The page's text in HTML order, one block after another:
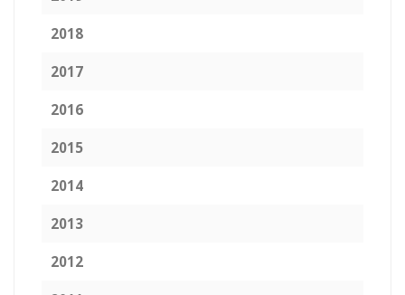
2018
2017
2016
2015
2014
2013
2012